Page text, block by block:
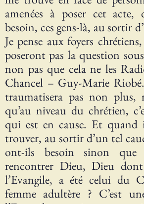
amenées à poser cet
besoin, ces gens-là, au sortir
Je pense aux foyers
poseront pas la question
non pas que cela ne les
Chancel – Guy-Marie
traumatisera pas non plus,
qu’au niveau du chrétien,
qui est en cause. Et quand
trouver, au sortir d’un tel
ont-ils besoin sinon
rencontrer Dieu, Dieu
l’Evangile, a été celui du
femme adultère ? C’est